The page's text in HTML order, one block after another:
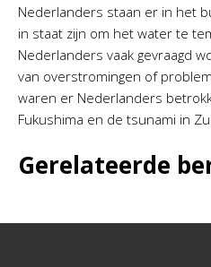
Nederlanders staan er in het
in staat zijn om het water te
Nederlanders vaak gevraagd
van overstromingen of
waren er Nederlanders
Fukushima en de tsunami in
Gerelateerde